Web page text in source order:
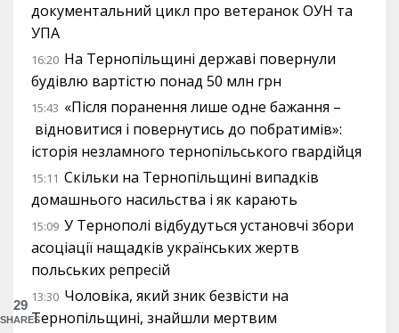
документальний цикл про ветеранок ОУН та
УПА
16:20 На Тернопільщині державі повернули
будівлю вартістю понад 50 млн грн
15:43 «Після поранення лише одне бажання –
відновитися і повернутись до побратимів»:
історія незламного тернопільського гвардійця
15:11 Скільки на Тернопільщині випадків
домашнього насильства і як карають
15:09 У Тернополі відбудуться установчі збори
асоціації нащадків українських жертв
польських репресій
13:30 Чоловіка, який зник безвісти на
Тернопільщині, знайшли мертвим
29
SHARES